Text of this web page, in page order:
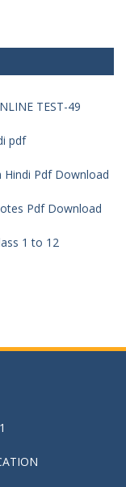
TEST-49
Hindi pdf
Hindi Pdf Download
Pdf Download
1 to 12